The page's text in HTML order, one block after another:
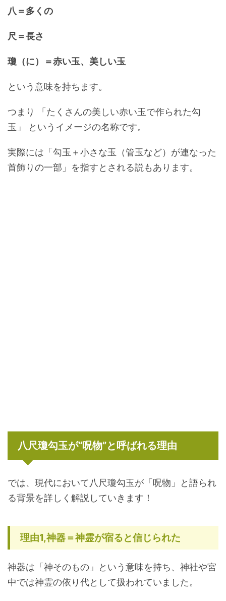
八＝多くの
尺＝長さ
瓊（に）＝赤い玉、美しい玉
という意味を持ちます。
つまり 「たくさんの美しい赤い玉で作られた勾
玉」 というイメージの名称です。
実際には「勾玉＋小さな玉（管玉など）が連なった
首飾りの一部」を指すとされる説もあります。
八尺瓊勾玉が“呪物”と呼ばれる理由
では、現代において八尺瓊勾玉が「呪物」と語られ
る背景を詳しく解説していきます！
理由1,神器＝神霊が宿ると信じられた
神器は「神そのもの」という意味を持ち、神社や宮
中では神霊の依り代として扱われていました。